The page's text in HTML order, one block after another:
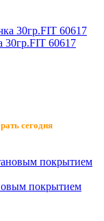
30гр.FIT 60617
сегодня
покрытием